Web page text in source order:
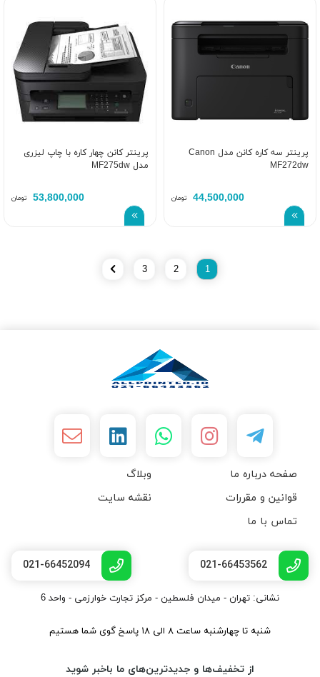
پرینتر سه کاره کانن مدل Canon
MF272dw
44,500,000 تومان
پرینتر کانن چهار کاره با چاپ لیزری
مدل MF275dw
53,800,000 تومان
1
2
3
صفحه درباره ما
وبلاگ
قوانین و مقررات
نقشه سایت
تماس با ما
021-66453562
021-66452094
نشانی: تهران - میدان فلسطین - مرکز تجارت خوارزمی - واحد 6
شنبه تا چهارشنبه ساعت ۸ الی ۱۸ پاسخ گوی شما هستیم
از تخفیف‌ها و جدیدترین‌های ما باخبر شوید